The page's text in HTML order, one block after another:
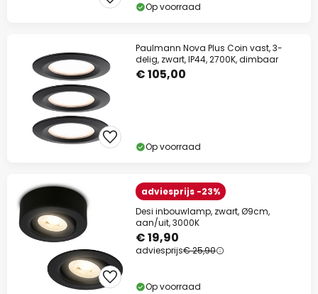
Op voorraad
Paulmann Nova Plus Coin vast, 3-
delig, zwart, IP44, 2700K, dimbaar
€ 105,00
Op voorraad
adviesprijs -23%
Desi inbouwlamp, zwart, Ø9cm,
aan/uit, 3000K
€ 19,90
adviesprijs€ 25,90
Op voorraad